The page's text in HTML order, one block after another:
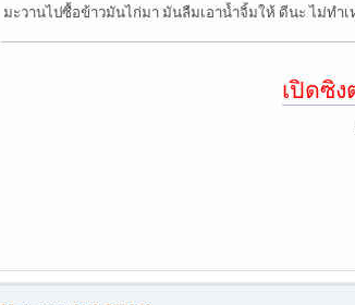
มะวานไปซื้อข้าวมันไก่มา มันลืมเอาน้ำจิ้มให้ ดีนะ ไม่ทำ
เปิดซิ